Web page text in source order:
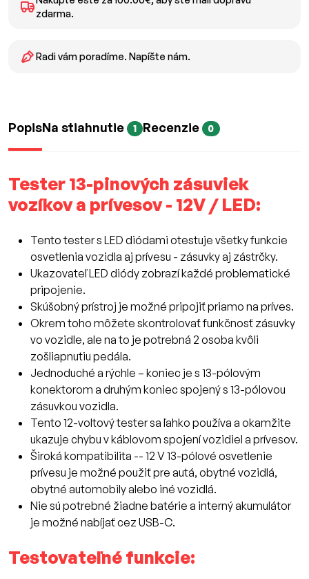
zdarma.
Radi vám poradíme. Napíšte nám.
PopisNa stiahnutie 1 Recenzie 0
Tester 13-pinových zásuviek
vozíkov a prívesov - 12V / LED:
Tento tester s LED diódami otestuje všetky funkcie
osvetlenia vozidla aj prívesu - zásuvky aj zástrčky.
Ukazovateľ LED diódy zobrazí každé problematické
pripojenie.
Skúšobný prístroj je možné pripojiť priamo na príves.
Okrem toho môžete skontrolovať funkčnosť zásuvky
vo vozidle, ale na to je potrebná 2 osoba kvôli
zošliapnutiu pedála.
Jednoduché a rýchle – koniec je s 13-pólovým
konektorom a druhým koniec spojený s 13-pólovou
zásuvkou vozidla.
Tento 12-voltový tester sa ľahko používa a okamžite
ukazuje chybu v káblovom spojení vozidiel a prívesov.
Široká kompatibilita -- 12 V 13-pólové osvetlenie
prívesu je možné použiť pre autá, obytné vozidlá,
obytné automobily alebo iné vozidlá.
Nie sú potrebné žiadne batérie a interný akumulátor
je možné nabíjať cez USB-C.
Testovateľné funkcie: